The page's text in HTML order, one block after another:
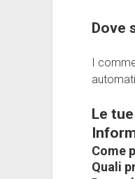
Dove
I
Le
Come
Quali